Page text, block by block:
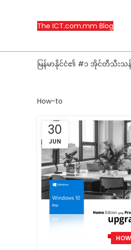
The ICT.com.mm Blog
မြန်မာနိုင်ငံ၏ #၁ အိုင်တီသီးသ
How-to
30
JUN